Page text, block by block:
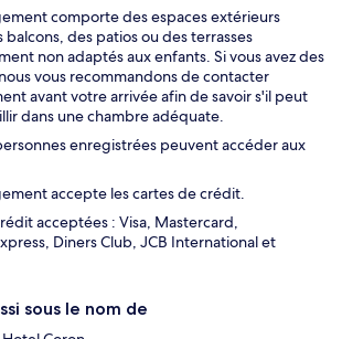
comporte des espaces extérieurs
balcons, des patios ou des terrasses
non adaptés aux enfants. Si vous avez des
vous recommandons de contacter
avant votre arrivée afin de savoir s'il peut
dans une chambre adéquate.
enregistrées peuvent accéder aux
accepte les cartes de crédit.
acceptées : Visa, Mastercard,
Diners Club, JCB International et
sous le nom de